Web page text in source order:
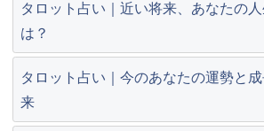
タロット占い｜近い将来、あなたの
は？
タロット占い｜今のあなたの運勢と
来